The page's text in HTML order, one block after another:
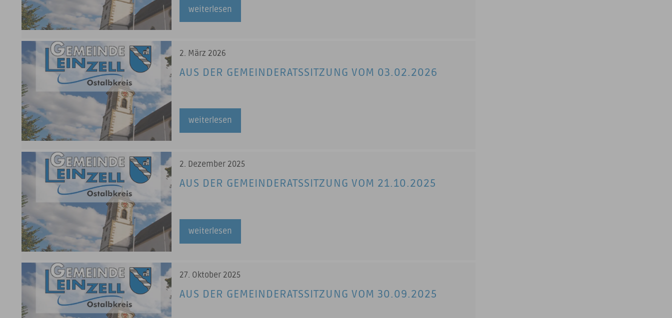
weiterlesen
2. März 2026
AUS DER GEMEINDERATSSITZUNG VOM 03.02.2026
weiterlesen
2. Dezember 2025
AUS DER GEMEINDERATSSITZUNG VOM 21.10.2025
weiterlesen
27. Oktober 2025
AUS DER GEMEINDERATSSITZUNG VOM 30.09.2025